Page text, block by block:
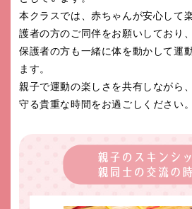
本クラスでは、赤ちゃんが安心して
護者の方のご同伴をお願いしており、
保護者の方も一緒に体を動かして運
ます。
親子で運動の楽しさを共有しながら
守る貴重な時間をお過ごしください。